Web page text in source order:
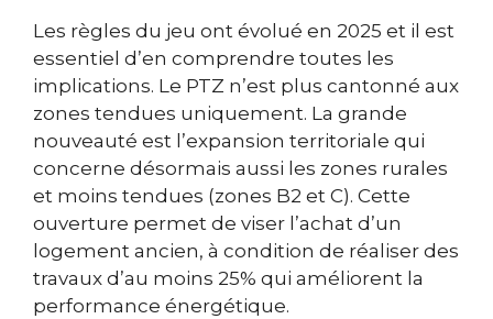
Les règles du jeu ont évolué en 2025 et il est
essentiel d’en comprendre toutes les
implications. Le PTZ n’est plus cantonné aux
zones tendues uniquement. La grande
nouveauté est l’expansion territoriale qui
concerne désormais aussi les zones rurales
et moins tendues (zones B2 et C). Cette
ouverture permet de viser l’achat d’un
logement ancien, à condition de réaliser des
travaux d’au moins 25% qui améliorent la
performance énergétique.